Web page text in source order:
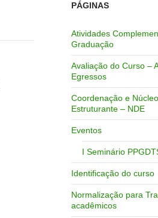
PÁGINAS
Atividades
Graduação
Avaliação do Curso –
Egressos
Coordenação e
Estruturante – NDE
Eventos
I Seminário
Identificação do curso
Normalização para
acadêmicos